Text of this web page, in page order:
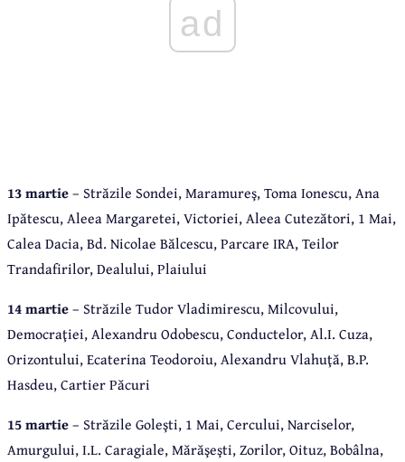
ad
13 martie– Străzile Sondei, Maramureş, Toma Ionescu, Ana
Ipătescu, Aleea Margaretei, Victoriei, Aleea Cutezători, 1 Mai,
Calea Dacia, Bd. Nicolae Bălcescu, Parcare IRA, Teilor
Trandafirilor, Dealului, Plaiului
14 martie– Străzile Tudor Vladimirescu, Milcovului,
Democraţiei, Alexandru Odobescu, Conductelor, Al.I. Cuza,
Orizontului, Ecaterina Teodoroiu, Alexandru Vlahuţă, B.P.
Hasdeu, Cartier Păcuri
15 martie– Străzile Goleşti, 1 Mai, Cercului, Narciselor,
Amurgului, I.L. Caragiale, Mărăşeşti, Zorilor, Oituz, Bobâlna,